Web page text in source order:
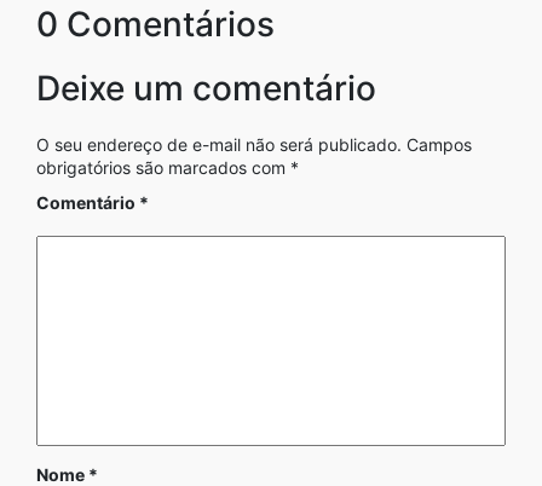
0 Comentários
Deixe um comentário
O seu endereço de e-mail não será publicado. Campos
obrigatórios são marcados com *
Comentário *
Nome *